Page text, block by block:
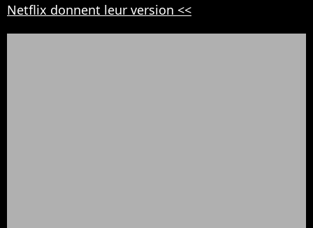
Netflix donnent leur version <<